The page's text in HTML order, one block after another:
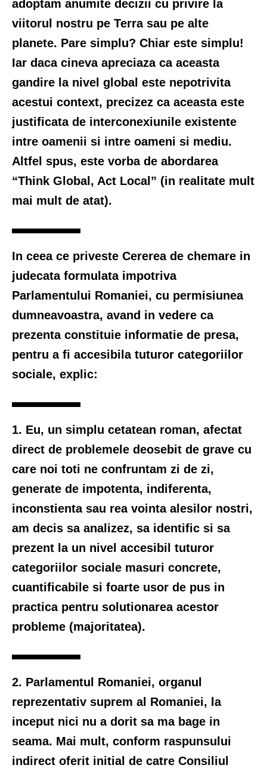
adoptam anumite decizii cu privire la
viitorul nostru pe Terra sau pe alte
planete. Pare simplu? Chiar este simplu!
Iar daca cineva apreciaza ca aceasta
gandire la nivel global este nepotrivita
acestui context, precizez ca aceasta este
justificata de interconexiunile existente
intre oamenii si intre oameni si mediu.
Altfel spus, este vorba de abordarea
“Think Global, Act Local” (in realitate mult
mai mult de atat).
In ceea ce priveste Cererea de chemare in
judecata formulata impotriva
Parlamentului Romaniei, cu permisiunea
dumneavoastra, avand in vedere ca
prezenta constituie informatie de presa,
pentru a fi accesibila tuturor categoriilor
sociale, explic:
1. Eu, un simplu cetatean roman, afectat
direct de problemele deosebit de grave cu
care noi toti ne confruntam zi de zi,
generate de impotenta, indiferenta,
inconstienta sau rea vointa alesilor nostri,
am decis sa analizez, sa identific si sa
prezent la un nivel accesibil tuturor
categoriilor sociale masuri concrete,
cuantificabile si foarte usor de pus in
practica pentru solutionarea acestor
probleme (majoritatea).
2. Parlamentul Romaniei, organul
reprezentativ suprem al Romaniei, la
inceput nici nu a dorit sa ma bage in
seama. Mai mult, conform raspunsului
indirect oferit initial de catre Consiliul